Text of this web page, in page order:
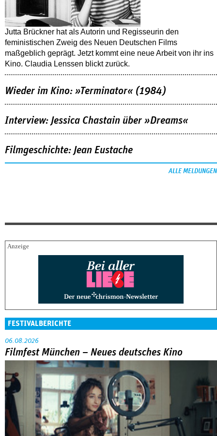
Jutta Brückner hat als Autorin und Regisseurin den
feministischen Zweig des Neuen Deutschen Films
maßgeblich geprägt. Jetzt kommt eine neue Arbeit von ihr ins
Kino. Claudia Lenssen blickt zurück.
Wieder im Kino: »Terminator« (1984)
Interview: Jessica Chastain über »Dreams«
Filmgeschichte: Jean Eustache
ALLE MELDUNGEN
FESTIVALBERICHTE
06.08.2026
Filmfest München – Neues deutsches Kino